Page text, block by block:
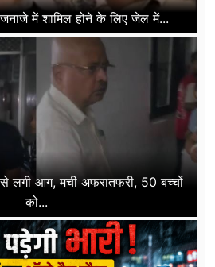
में शामिल होने के लिए जेल में...
से लगी आग, मची अफरातफरी, 50 बच्चों
को...